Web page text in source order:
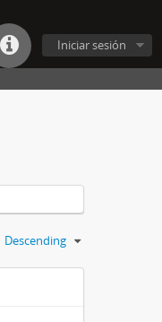
Iniciar sesión
Descending